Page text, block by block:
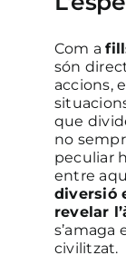
Com a
són
accions,
que
no
peculiar
entre
diversió
revelar
s’amaga
civilitzat.